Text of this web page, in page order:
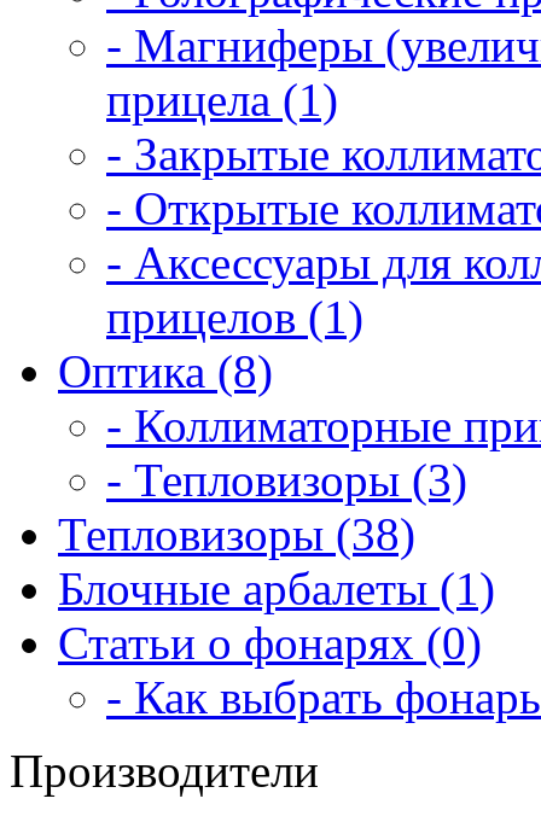
- Магниферы
прицела (1)
- Закрытые
- Открытые
- Аксессуары для
прицелов (1)
Оптика (8)
- Коллиматорные
- Тепловизоры (3)
Тепловизоры (38)
Блочные арбалеты (1)
Статьи о фонарях (0)
- Как выбрать
Производители